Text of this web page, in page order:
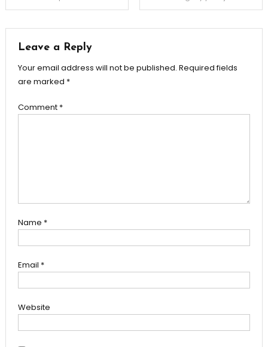
Leave a Reply
Your email address will not be published. Required fields
are marked *
Comment *
Name *
Email *
Website